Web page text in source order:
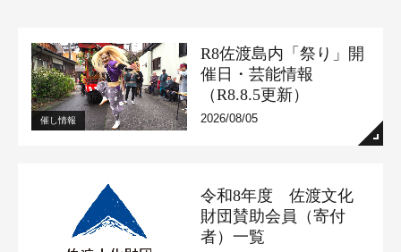
催し情報
R8佐渡島内「祭り」開
催日・芸能情報
（R8.8.5更新）
2026/08/05
令和8年度 佐渡文化
財団賛助会員（寄付
者）一覧